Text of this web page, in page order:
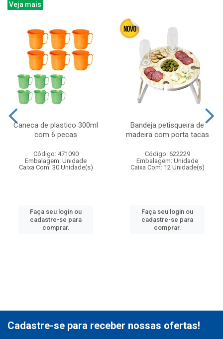
Veja mais
Caneca de plastico 300ml
com 6 pecas
Código: 471090
Embalagem: Unidade
Caixa Com: 30 Unidade(s)
Faça seu login ou
cadastre-se para
comprar.
Bandeja petisqueira de
madeira com porta tacas
Código: 622229
Embalagem: Unidade
Caixa Com: 12 Unidade(s)
Faça seu login ou
cadastre-se para
comprar.
Cadastre-se para receber nossas ofertas!